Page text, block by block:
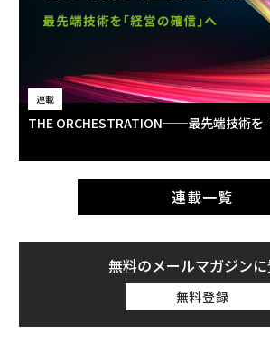
連載
THE ORCHESTRATION──最先端技術を
連載一覧
無料のメールマガジン
無料登録